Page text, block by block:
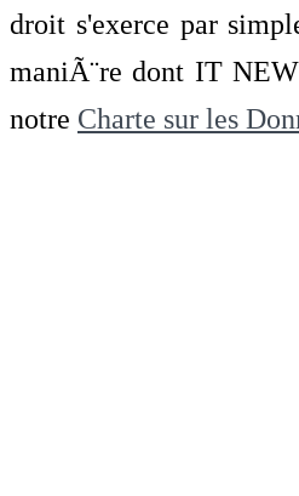
droit s'exerce par
maniÃ¨re dont IT
notre Charte sur les